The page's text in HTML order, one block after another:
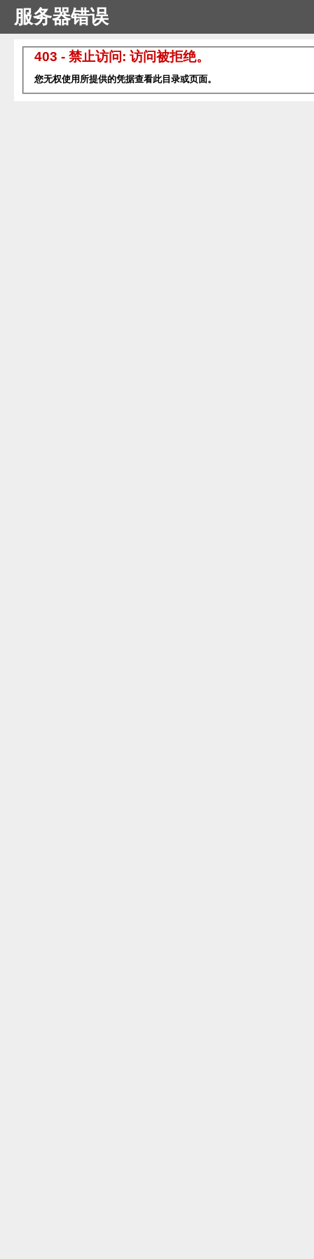
服务器错误
403 - 禁止访问: 访问被拒绝。
您无权使用所提供的凭据查看此目录或页面。